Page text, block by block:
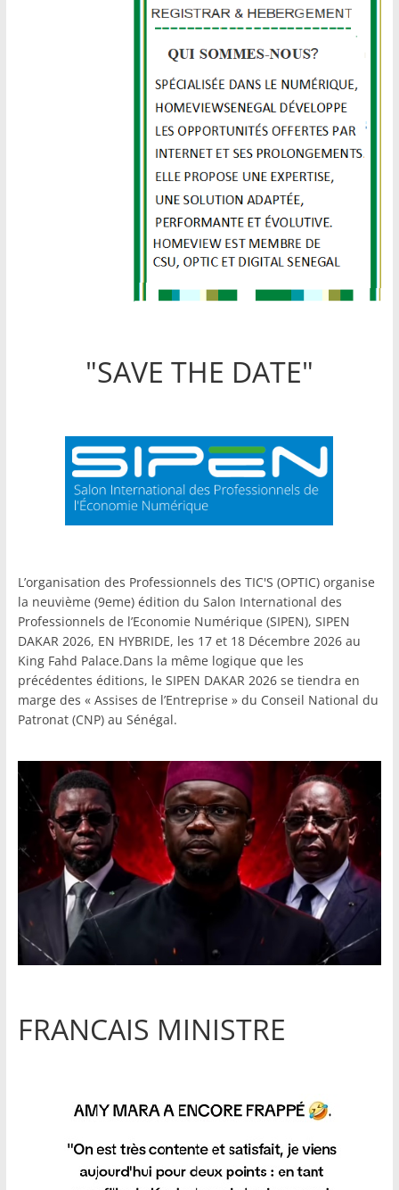
"SAVE THE DATE"
L’organisation des Professionnels des TIC'S (OPTIC) organise
la neuvième (9eme) édition du Salon International des
Professionnels de l’Economie Numérique (SIPEN), SIPEN
DAKAR 2026, EN HYBRIDE, les 17 et 18 Décembre 2026 au
King Fahd Palace.Dans la même logique que les
précédentes éditions, le SIPEN DAKAR 2026 se tiendra en
marge des « Assises de l’Entreprise » du Conseil National du
Patronat (CNP) au Sénégal.
FRANCAIS MINISTRE